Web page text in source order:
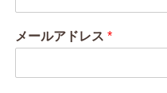
メールアドレス *